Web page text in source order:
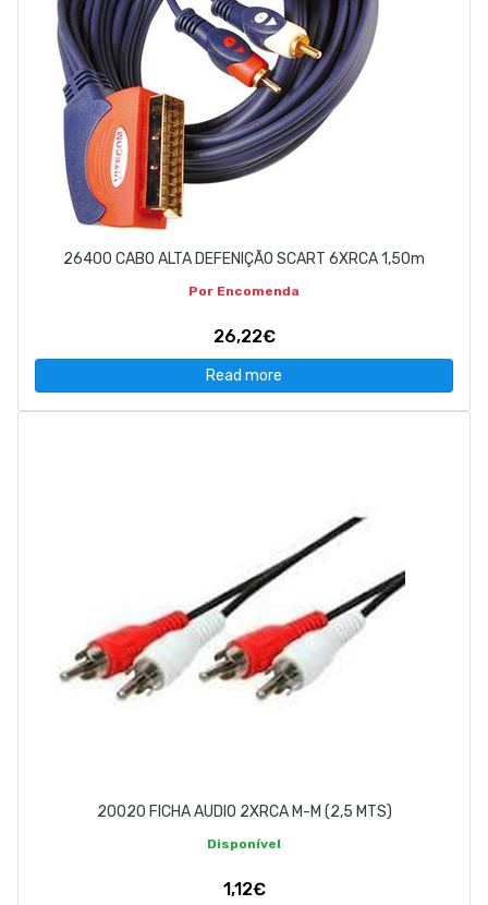
26400 CABO ALTA DEFENIÇÃO SCART 6XRCA 1,50m
Por Encomenda
26,22€
Read more
20020 FICHA AUDIO 2XRCA M-M (2,5 MTS)
Disponível
1,12€